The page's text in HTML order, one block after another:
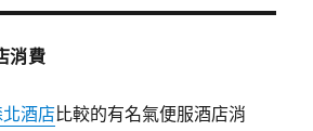
消費
酒店比較的有名氣便服酒店消